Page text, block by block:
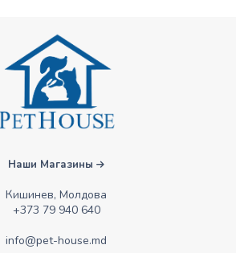
Наши Магазины
Кишинев, Молдова
+373 79 940 640
info@pet-house.md